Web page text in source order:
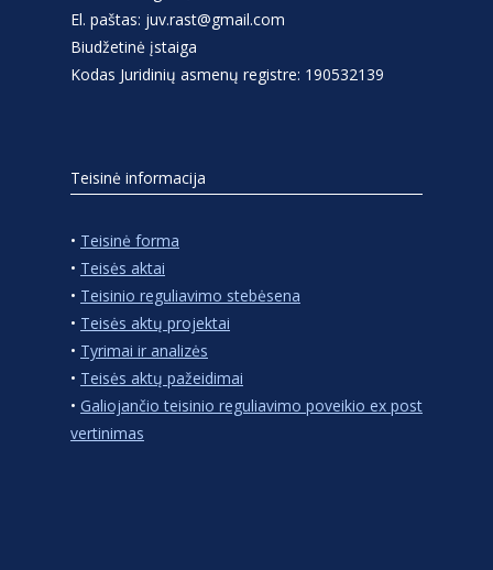
El. paštas: juv.rast@gmail.com
Biudžetinė įstaiga
Kodas Juridinių asmenų registre: 190532139
Teisinė informacija
• Teisinė forma
• Teisės aktai
• Teisinio reguliavimo stebėsena
• Teisės aktų projektai
• Tyrimai ir analizės
• Teisės aktų pažeidimai
• Galiojančio teisinio reguliavimo poveikio ex post
vertinimas